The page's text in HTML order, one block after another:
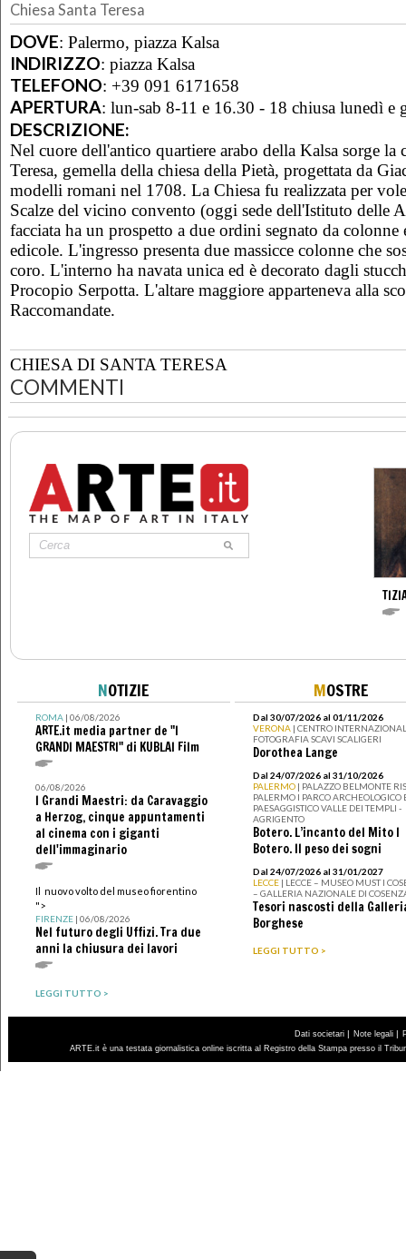
Chiesa Santa Teresa
DOVE: Palermo, piazza Kalsa
INDIRIZZO: piazza Kalsa
TELEFONO: +39 091 6171658
APERTURA: lun-sab 8-11 e 16.30 - 18 chiusa lunedì e
DESCRIZIONE:
Nel cuore dell'antico quartiere arabo della Kalsa sorge la
Teresa, gemella della chiesa della Pietà, progettata da
modelli romani nel 1708. La Chiesa fu realizzata per
Scalze del vicino convento (oggi sede dell'Istituto delle
facciata ha un prospetto a due ordini segnato da colonne
edicole. L'ingresso presenta due massicce colonne che
coro. L'interno ha navata unica ed è decorato dagli
Procopio Serpotta. L'altare maggiore apparteneva alla
Raccomandate.
CHIESA DI SANTA TERESA
COMMENTI
NOTIZIE
ROMA| 06/08/2026
ARTE.it media partner de "I
GRANDI MAESTRI" di KUBLAI Film
06/08/2026
I Grandi Maestri: da Caravaggio
a Herzog, cinque appuntamenti
al cinema con i giganti
dell'immaginario
Il nuovo volto del museo fiorentino
">
FIRENZE| 06/08/2026
Nel futuro degli Uffizi. Tra due
anni la chiusura dei lavori
LEGGI TUTTO >
MOSTRE
Dal 30/07/2026 al 01/11/2026
VERONA | CENTRO
FOTOGRAFIA SCAVI SCALIGERI
Dorothea Lange
Dal 24/07/2026 al 31/10/2026
PALERMO | PALAZZO BELMONTE
PALERMO I PARCO ARCHEOLOGICO
PAESAGGISTICO VALLE DEI TEMPLI -
AGRIGENTO
Botero. L’incanto del Mito I
Botero. Il peso dei sogni
Dal 24/07/2026 al 31/01/2027
LECCE | LECCE – MUSEO MUST I
– GALLERIA NAZIONALE DI
Tesori nascosti della
Borghese
LEGGI TUTTO >
Dati societari | Note legali |
ARTE.it è una testata giornalistica online iscritta al Registro della Stampa presso il